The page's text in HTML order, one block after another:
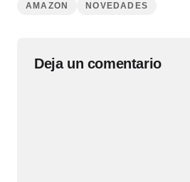
AMAZON NOVEDADES
Deja un comentario